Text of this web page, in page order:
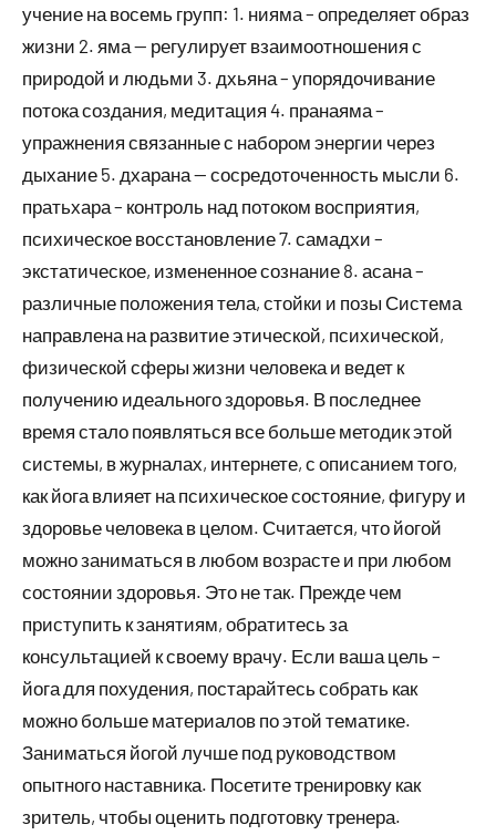
учение на восемь групп: 1. нияма – определяет образ
жизни 2. яма — регулирует взаимоотношения с
природой и людьми 3. дхьяна – упорядочивание
потока создания, медитация 4. пранаяма –
упражнения связанные с набором энергии через
дыхание 5. дхарана — сосредоточенность мысли 6.
пратьхара – контроль над потоком восприятия,
психическое восстановление 7. самадхи –
экстатическое, измененное сознание 8. асана –
различные положения тела, стойки и позы Система
направлена на развитие этической, психической,
физической сферы жизни человека и ведет к
получению идеального здоровья. В последнее
время стало появляться все больше методик этой
системы, в журналах, интернете, с описанием того,
как йога влияет на психическое состояние, фигуру и
здоровье человека в целом. Считается, что йогой
можно заниматься в любом возрасте и при любом
состоянии здоровья. Это не так. Прежде чем
приступить к занятиям, обратитесь за
консультацией к своему врачу. Если ваша цель –
йога для похудения, постарайтесь собрать как
можно больше материалов по этой тематике.
Заниматься йогой лучше под руководством
опытного наставника. Посетите тренировку как
зритель, чтобы оценить подготовку тренера.